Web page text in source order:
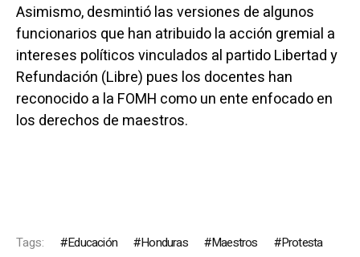
Asimismo, desmintió las versiones de algunos
funcionarios que han atribuido la acción gremial a
intereses políticos vinculados al partido Libertad y
Refundación (Libre) pues los docentes han
reconocido a la FOMH como un ente enfocado en
los derechos de maestros.
Tags: Educación Honduras Maestros Protesta